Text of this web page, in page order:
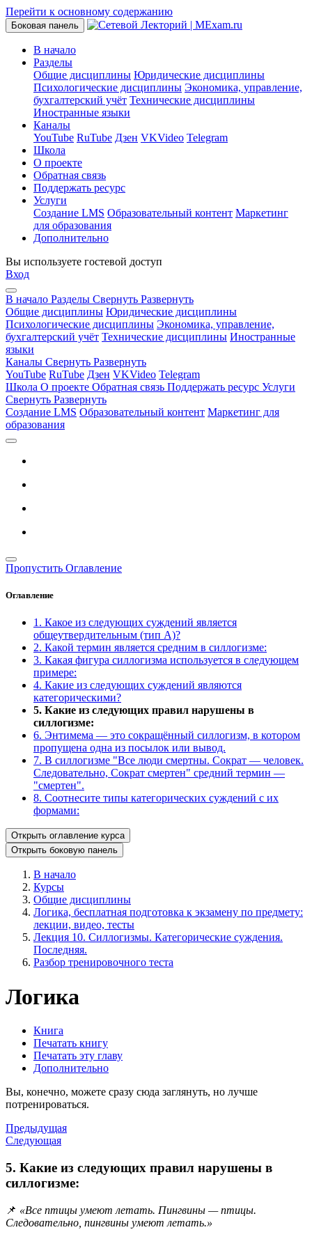
Перейти к основному содержанию
Боковая панель
В начало
Разделы
Общие дисциплины Юридические дисциплины
Психологические дисциплины Экономика, управление,
бухгалтерский учёт Технические дисциплины
Иностранные языки
Каналы
YouTube RuTube Дзен VKVideo Telegram
Школа
О проекте
Обратная связь
Поддержать ресурс
Услуги
Создание LMS Образовательный контент Маркетинг
для образования
Дополнительно
Вы используете гостевой доступ
Вход
В начало Разделы Свернуть Развернуть
Общие дисциплины Юридические дисциплины
Психологические дисциплины Экономика, управление,
бухгалтерский учёт Технические дисциплины Иностранные
языки
Каналы Свернуть Развернуть
YouTube RuTube Дзен VKVideo Telegram
Школа О проекте Обратная связь Поддержать ресурс Услуги
Свернуть Развернуть
Создание LMS Образовательный контент Маркетинг для
образования
Пропустить Оглавление
Оглавление
1. Какое из следующих суждений является
общеутвердительным (тип A)?
2. Какой термин является средним в силлогизме:
3. Какая фигура силлогизма используется в следующем
примере:
4. Какие из следующих суждений являются
категорическими?
5. Какие из следующих правил нарушены в
силлогизме:
6. Энтимема — это сокращённый силлогизм, в котором
пропущена одна из посылок или вывод.
7. В силлогизме "Все люди смертны. Сократ — человек.
Следовательно, Сократ смертен" средний термин —
"смертен".
8. Соотнесите типы категорических суждений с их
формами:
Открыть оглавление курса
Открыть боковую панель
В начало
Курсы
Общие дисциплины
Логика, бесплатная подготовка к экзамену по предмету:
лекции, видео, тесты
Лекция 10. Силлогизмы. Категорические суждения.
Последняя.
Разбор тренировочного теста
Логика
Книга
Печатать книгу
Печатать эту главу
Дополнительно
Вы, конечно, можете сразу сюда заглянуть, но лучше
потренироваться.
Предыдущая
Следующая
5. Какие из следующих правил нарушены в
силлогизме:
📌 «Все птицы умеют летать. Пингвины — птицы.
Следовательно, пингвины умеют летать.»